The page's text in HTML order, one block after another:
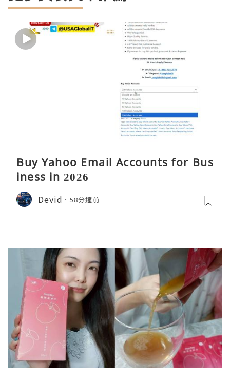
Buy Yahoo Email Accounts for Bus
iness in 2026
Devid 58分鐘前